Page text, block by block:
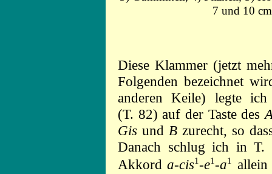
7 und 10
Diese Klammer (jetzt
Folgenden bezeichnet
anderen Keile) legte
(T. 82) auf der Taste des
Gis und B zurecht, so
Danach schlug ich in
Akkorda-cis1-e1-a1
allein